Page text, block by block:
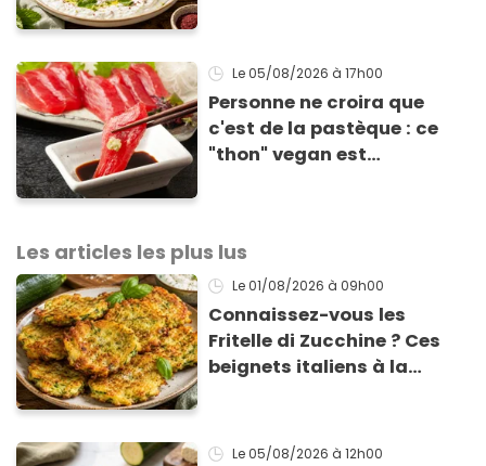
grillades
Le 05/08/2026 à 17h00
Personne ne croira que
c'est de la pastèque : ce
"thon" vegan est
Les articles les plus lus
Le 01/08/2026 à 09h00
Connaissez-vous les
Fritelle di Zucchine ? Ces
beignets italiens à la
Le 05/08/2026 à 12h00